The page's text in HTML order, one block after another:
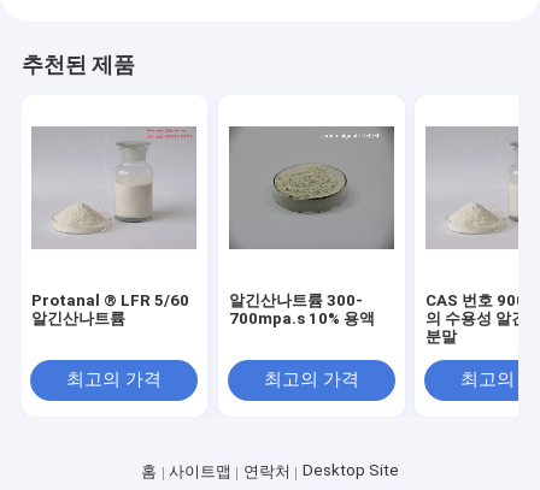
추천된 제품
Protanal ® LFR 5/60
알긴산나트륨
최고의 가격
알긴산나트륨 300-
700mpa.s 10% 용액
최고의 가격
CAS 번호
의 수용성 알긴
분말
최고의
홈 사이트맵 연락처
Desktop Site